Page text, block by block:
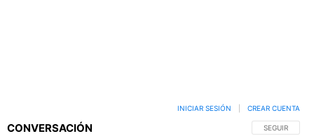
CONVERSACIÓN SIGA ESTA
SEGUIR
INICIAR SESIÓN CREAR CUENTA